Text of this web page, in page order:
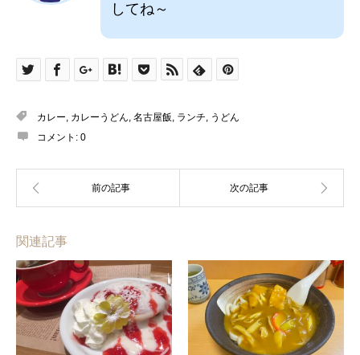
してね～
カレー, カレーうどん, 名古屋飯, ランチ, うどん
コメント: 0
関連記事